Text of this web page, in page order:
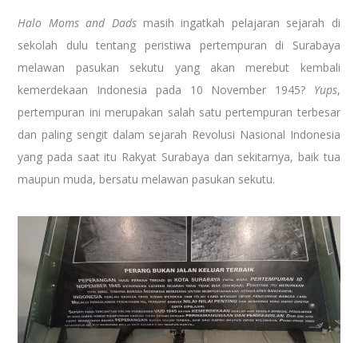
Halo Moms and Dadsmasih ingatkah pelajaran sejarah di
sekolah dulu tentang peristiwa pertempuran di Surabaya
melawan pasukan sekutu yang akan merebut kembali
kemerdekaan Indonesia pada 10 November 1945? Yups,
pertempuran ini merupakan salah satu pertempuran terbesar
dan paling sengit dalam sejarah Revolusi Nasional Indonesia
yang pada saat itu Rakyat Surabaya dan sekitarnya, baik tua
maupun muda, bersatu melawan pasukan sekutu.